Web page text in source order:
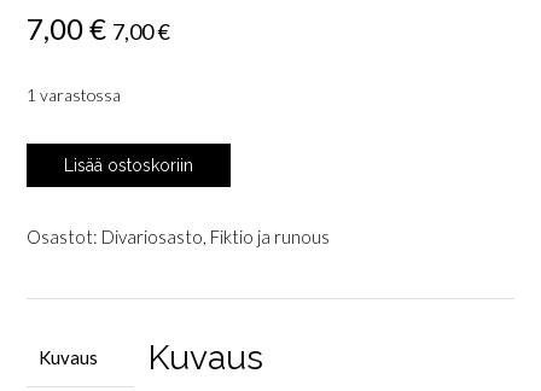
7,00€ 7,00€
1 varastossa
Brontë,
Emily:
harju
Lisää ostoskoriin
Osastot: Divariosasto, Fiktio ja runous
Kuvaus Kuvaus